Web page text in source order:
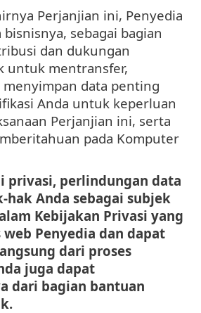
Perjanjian ini, Penyedia
sebagai bagian
dan dukungan
untuk mentransfer,
menyimpan data penting
Anda untuk keperluan
Perjanjian ini, serta
pada Komputer
privasi, perlindungan data
hak Anda sebagai subjek
Kebijakan Privasi yang
Penyedia dan dapat
dari proses
juga dapat
dari bagian bantuan